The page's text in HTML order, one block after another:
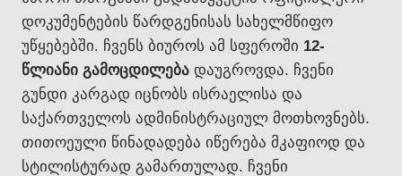
დოკუმენტების წარდგენისას სახელმწიფო
უწყებებში. ჩვენს ბიუროს ამ სფეროში 12-
წლიანი გამოცდილება დაუგროვდა. ჩვენი
გუნდი კარგად იცნობს ისრაელისა და
საქართველოს ადმინისტრაციულ მოთხოვნებს.
თითოეული წინადადება იწერება მკაფიოდ და
სტილისტურად გამართულად. ჩვენი